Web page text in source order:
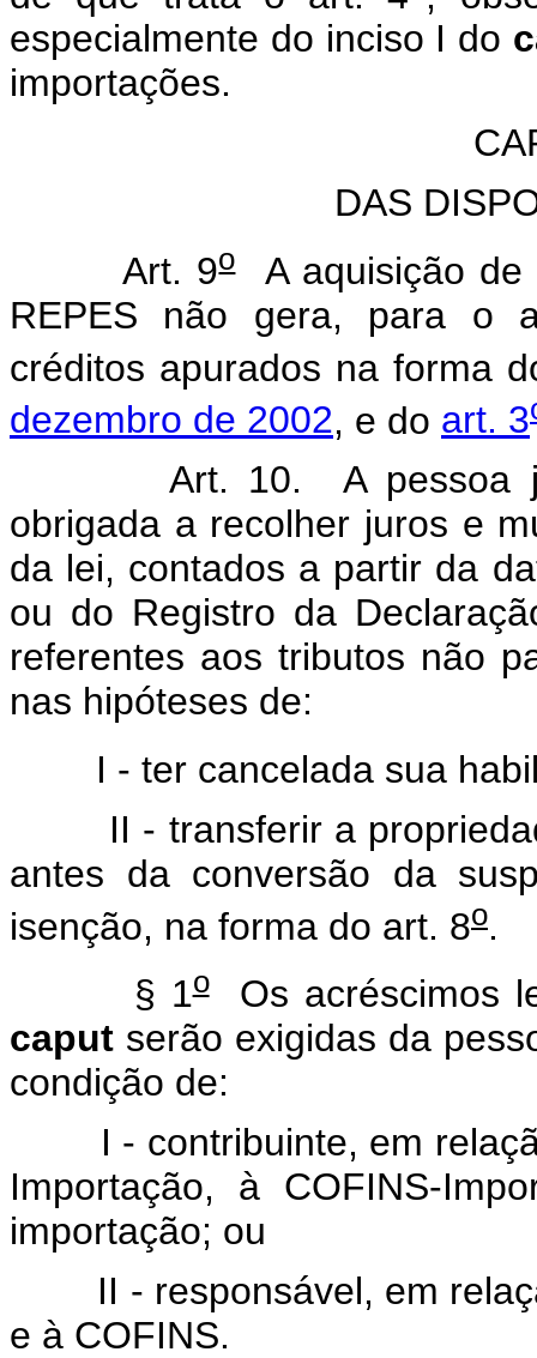
especialmente do inciso I do
importações.
DAS
Art. 9oA aquisição de
REPES não gera, para o
créditos apurados na forma
dezembro de 2002, e do art. 3
Art. 10. A pessoa
obrigada a recolher juros e
da lei, contados a partir da
ou do Registro da
referentes aos tributos não
nas hipóteses de:
I - ter cancelada sua
II - transferir a
antes da conversão da
isenção, na forma do art. 8o.
§ 1oOs acréscimos
caput serão exigidas da
condição de:
I - contribuinte, em
Importação, à COFINS-
importação; ou
II - responsável, em
e à COFINS.